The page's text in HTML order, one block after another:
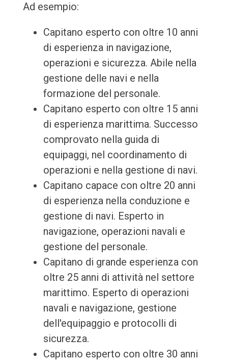
Ad esempio:
Capitano esperto con oltre 10 anni
di esperienza in navigazione,
operazioni e sicurezza. Abile nella
gestione delle navi e nella
formazione del personale.
Capitano esperto con oltre 15 anni
di esperienza marittima. Successo
comprovato nella guida di
equipaggi, nel coordinamento di
operazioni e nella gestione di navi.
Capitano capace con oltre 20 anni
di esperienza nella conduzione e
gestione di navi. Esperto in
navigazione, operazioni navali e
gestione del personale.
Capitano di grande esperienza con
oltre 25 anni di attività nel settore
marittimo. Esperto di operazioni
navali e navigazione, gestione
dell'equipaggio e protocolli di
sicurezza.
Capitano esperto con oltre 30 anni